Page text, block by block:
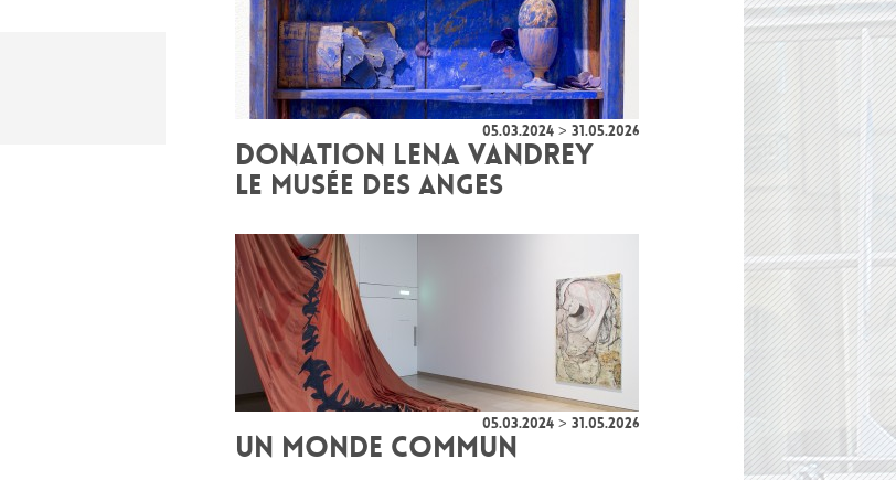
05.03.2024 > 31.05.2026
DONATION LENA VANDREY
LE MUSÉE DES ANGES
05.03.2024 > 31.05.2026
UN MONDE COMMUN